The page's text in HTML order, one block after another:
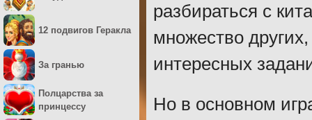
разбираться с
множество
интересных
Но в основном
12 подвигов Геракла
За гранью
Полцарства за
принцессу